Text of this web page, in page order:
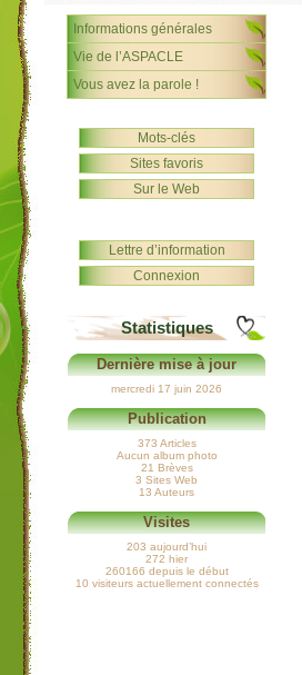
Informations générales
Vie de l’ASPACLE
Vous avez la parole !
Mots-clés
Sites favoris
Sur le Web
Lettre d’information
Connexion
Statistiques
Dernière mise à jour
mercredi 17 juin 2026
Publication
373 Articles
Aucun album photo
21 Brèves
3 Sites Web
13 Auteurs
Visites
203 aujourd’hui
272 hier
260166 depuis le début
10 visiteurs actuellement connectés